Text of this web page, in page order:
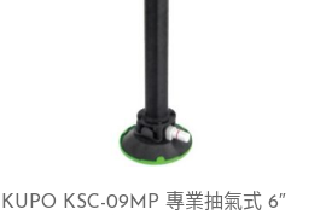
KUPO KSC-09MP 專業抽氣式 6″